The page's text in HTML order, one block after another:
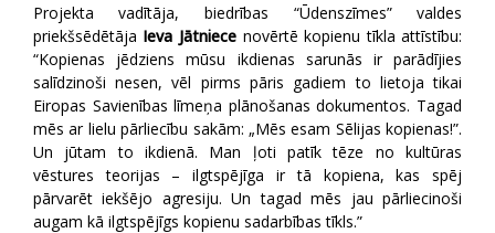
Projekta vadītāja, biedrības “Ūdenszīmes” valdes
priekšsēdētāja Ieva Jātniecenovērtē kopienu tīkla attīstību:
“Kopienas jēdziens mūsu ikdienas sarunās ir parādījies
salīdzinoši nesen, vēl pirms pāris gadiem to lietoja tikai
Eiropas Savienības līmeņa plānošanas dokumentos. Tagad
mēs ar lielu pārliecību sakām: „Mēs esam Sēlijas kopienas!”.
Un jūtam to ikdienā. Man ļoti patīk tēze no kultūras
vēstures teorijas – ilgtspējīga ir tā kopiena, kas spēj
pārvarēt iekšējo agresiju. Un tagad mēs jau pārliecinoši
augam kā ilgtspējīgs kopienu sadarbības tīkls.”